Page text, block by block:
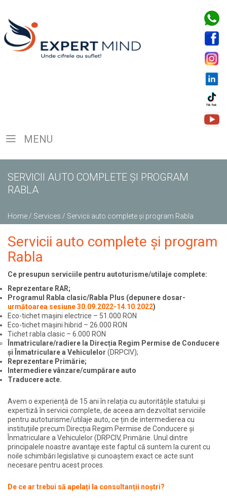
MENU
SERVICII AUTO COMPLETE ȘI PROGRAM
RABLA
Home / Services / Servicii auto complete și program Rabla
Servicii auto complete și program
Rabla
Ce presupun serviciile pentru autoturisme/utilaje complete:
Reprezentare RAR;
Programul Rabla clasic/Rabla Plus (depunere dosar-
următoarea sesiune 30.09.2022-14.10.2022)
Eco-tichet mașini electrice – 51.000 RON
Eco-tichet mașini hibrid – 26.000 RON
Tichet rabla clasic – 6.000 RON
Înmatriculare/radiere la Direcția Regim Permise de Conducere
și Înmatriculare a Vehiculelor (DRPCIV);
Reprezentare Primărie;
Intermediere vânzare/cumpărare auto
Traducere acte.
Avem o experiență de 15 ani în relația cu autoritățile statului și
expertiză în servicii complete, de aceea am dezvoltat serviciile
pentru autoturisme/utilaje auto, ce țin de intermedierea cu
instituțiile precum Direcția Regim Permise de Conducere și
Înmatriculare a Vehiculelor (DRPCIV, Primărie. Unul dintre
principalele noastre avantaje este faptul că suntem la curent cu
noile schimbări legislative și cunoaștem exact ce acte sunt
necesare pentru acest proces.
De ce ar trebui să apelați la consultanții noștri?